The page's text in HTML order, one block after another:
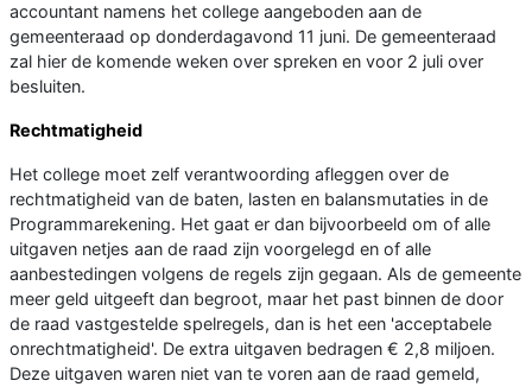
accountant namens het college aangeboden aan de
gemeenteraad op donderdagavond 11 juni. De gemeenteraad
zal hier de komende weken over spreken en voor 2 juli over
besluiten.
Rechtmatigheid
Het college moet zelf verantwoording afleggen over de
rechtmatigheid van de baten, lasten en balansmutaties in de
Programmarekening. Het gaat er dan bijvoorbeeld om of alle
uitgaven netjes aan de raad zijn voorgelegd en of alle
aanbestedingen volgens de regels zijn gegaan. Als de gemeente
meer geld uitgeeft dan begroot, maar het past binnen de door
de raad vastgestelde spelregels, dan is het een 'acceptabele
onrechtmatigheid'. De extra uitgaven bedragen € 2,8 miljoen.
Deze uitgaven waren niet van te voren aan de raad gemeld,